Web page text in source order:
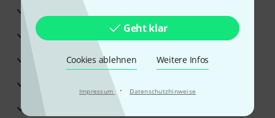
Geht klar
Cookies ablehnen Weitere Infos
Impressum · Datenschutzhinweise
30 Tage Money-Back-Garantie
Reparaturservice
Beratung durch Fachexperten
Zufriedenheitsgarantie
Europas größtes Versandlager